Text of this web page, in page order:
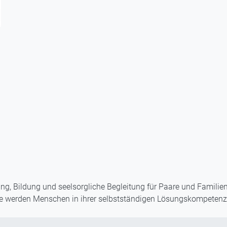
Bildung und seelsorgliche Begleitung für Paare und
Menschen in ihrer selbstständigen